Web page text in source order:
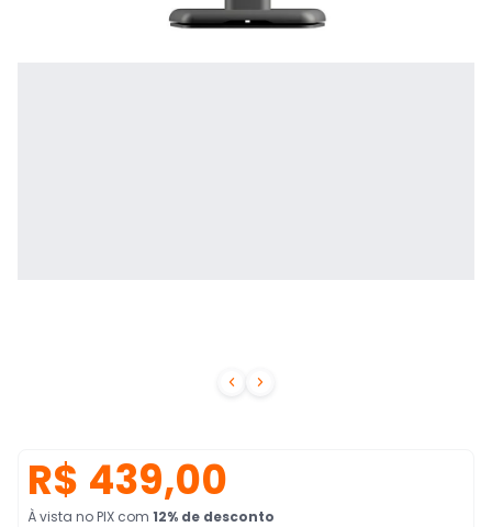
 
R$ 439,00
À vista no PIX com 12% de desconto